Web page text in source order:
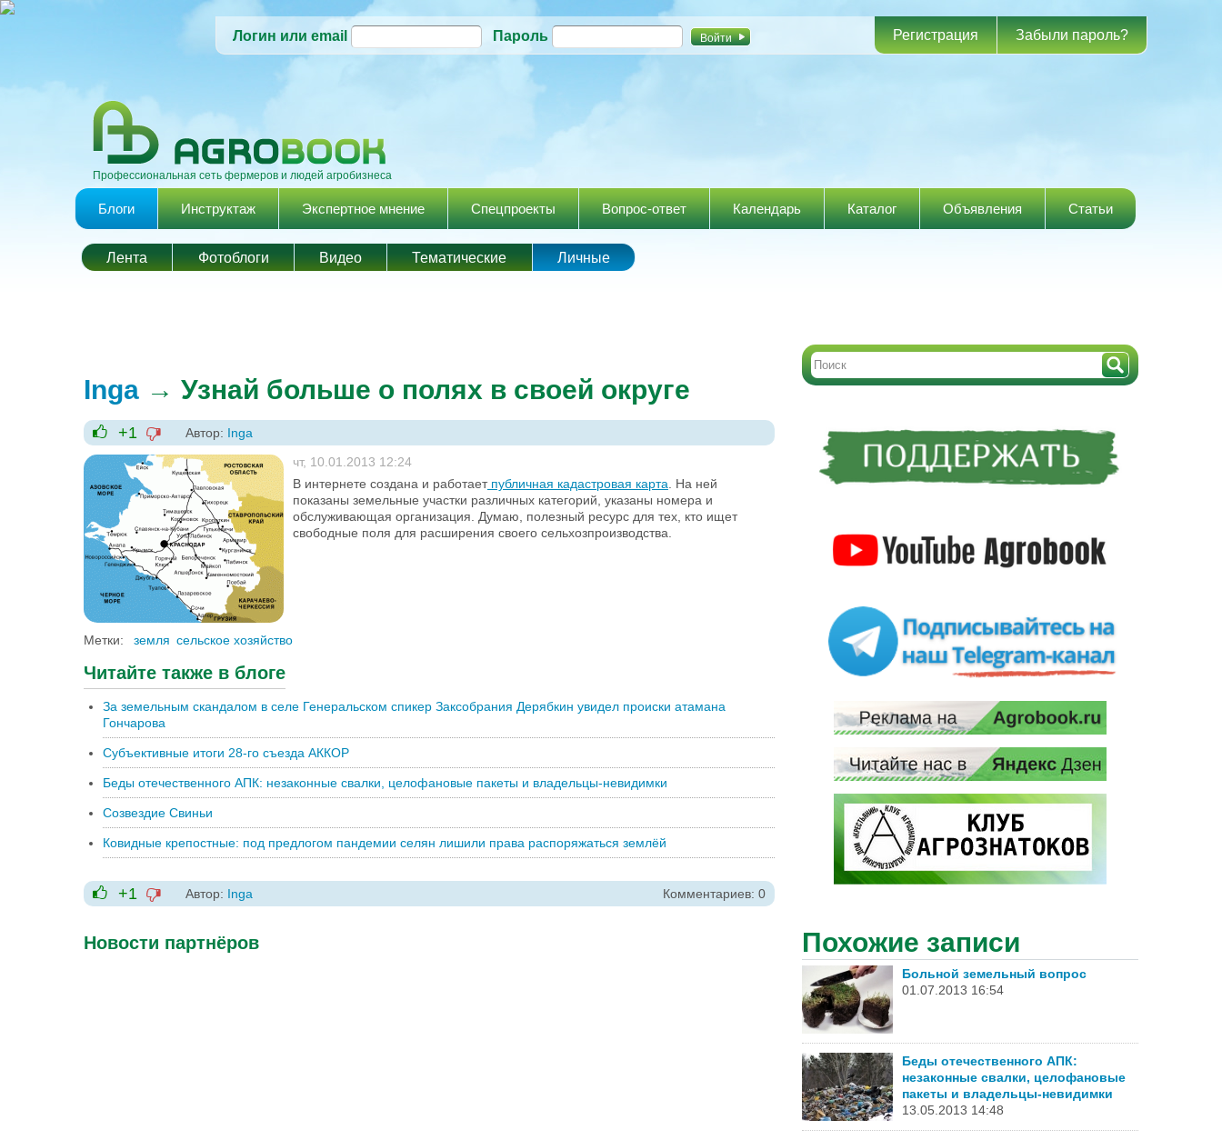
Перейти к
содержанию
Логин или email Пароль Регистрация Забыли пароль?
Профессиональная сеть фермеров и людей агробизнеса
Главное меню
Блоги Инструктаж Экспертное мнение Спецпроекты Вопрос-ответ Календарь Каталог Объявления Статьи
Лента Фотоблоги Видео Тематические Личные
Inga → Узнай больше о полях в своей округе
+1
+1
-1
Автор: Inga
чт, 10.01.2013 12:24
В интернете создана и работаетпубличная кадастровая карта . На ней
показаны земельные участки различных категорий, указаны номера и
обслуживающая организация. Думаю, полезный ресурс для тех, кто ищет
свободные поля для расширения своего сельхозпроизводства.
Метки: земля сельское хозяйство
Читайте также в блоге
За земельным скандалом в селе Генеральском спикер Заксобрания Дерябкин увидел происки атамана
Гончарова
Субъективные итоги 28-го съезда АККОР
Беды отечественного АПК: незаконные свалки, целофановые пакеты и владельцы-невидимки
Созвездие Свиньи
Ковидные крепостные: под предлогом пандемии селян лишили права распоряжаться землёй
+1
+1
-1
Автор: Inga Комментариев: 0
Новости партнёров Похожие записи
Больной земельный вопрос
01.07.2013 16:54
Беды отечественного АПК:
незаконные свалки, целофановые
пакеты и владельцы-невидимки
13.05.2013 14:48